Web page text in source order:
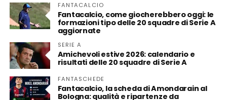
FANTACALCIO
Fantacalcio, come giocherebbero oggi: le
formazioni tipo delle 20 squadre di Serie A
aggiornate
SERIE A
Amichevoli estive 2026: calendario e
risultati delle 20 squadre di Serie A
FANTASCHEDE
Fantacalcio, la scheda di Amondarain al
Bologna: qualità e ripartenze da